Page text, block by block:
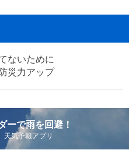
ないために
災力アップ
ーで雨を回避！
気予報アプリ